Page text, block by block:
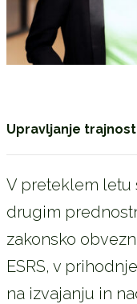
Upravljanje
V preteklem letu
drugim
zakonsko
ESRS, v
na izvajanju in